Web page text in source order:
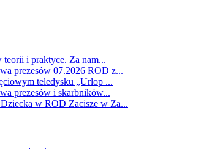
teorii i praktyce. Za nam...
prezesów 07.2026 ROD z...
teledysku „Urlop ...
prezesów i skarbników...
w ROD Zacisze w Za...